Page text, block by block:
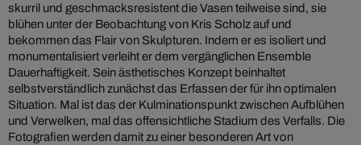
skurril und geschmacksresistent die Vasen teilweise sind, sie
blühen unter der Beobachtung von Kris Scholz auf und
bekommen das Flair von Skulpturen. Indem er es isoliert und
monumentalisiert verleiht er dem vergänglichen Ensemble
Dauerhaftigkeit. Sein ästhetisches Konzept beinhaltet
selbstverständlich zunächst das Erfassen der für ihn optimalen
Situation. Mal ist das der Kulminationspunkt zwischen Aufblühen
und Verwelken, mal das offensichtliche Stadium des Verfalls. Die
Fotografien werden damit zu einer besonderen Art von